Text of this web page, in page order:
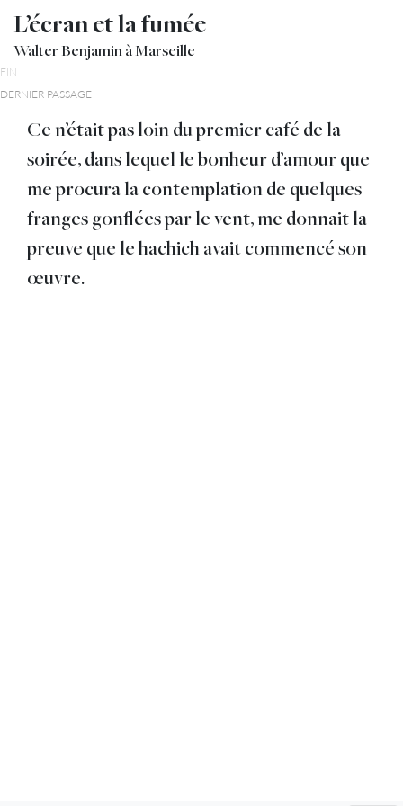
L’écran et la fumée
Walter Benjamin à Marseille
FIN
DERNIER PASSAGE
Ce n’était pas loin du premier café de la
soirée, dans lequel le bonheur d’amour que
me procura la contemplation de quelques
franges gonflées par le vent, me donnait la
preuve que le hachich avait commencé son
œuvre.